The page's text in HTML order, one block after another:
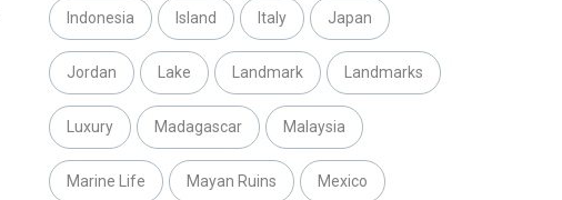
Indonesia Island Italy Japan
Jordan Lake Landmark Landmarks
Luxury Madagascar Malaysia
Marine Life Mayan Ruins Mexico